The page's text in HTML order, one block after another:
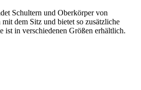
Schultern und Oberkörper von
dem Sitz und bietet so zusätzliche
ist in verschiedenen Größen erhältlich.